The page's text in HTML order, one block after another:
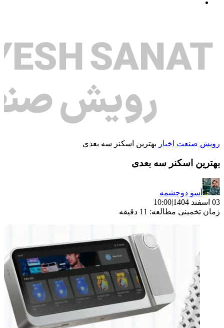
رویش صنعت اخبار بهترین اسکنر سه بعدی
بهترین اسکنر سه بعدی
آسو دوچشمه
03 اسفند 1404
|
10:00
زمان تخمینی مطالعه: 11 دقیقه